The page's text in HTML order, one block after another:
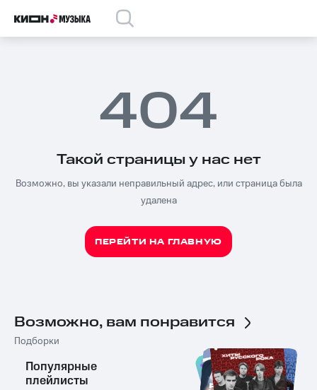
404
Такой страницы у нас нет
Возможно, вы указали неправильный адрес, или страница была
удалена
ПЕРЕЙТИ НА ГЛАВНУЮ
Возможно, вам понравится
Подборки
Популярные
плейлисты